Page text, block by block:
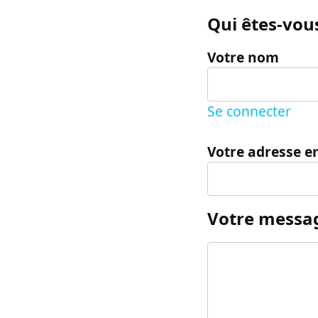
Qui êtes-
Votre nom
Se connecter
Votre adresse
Votre